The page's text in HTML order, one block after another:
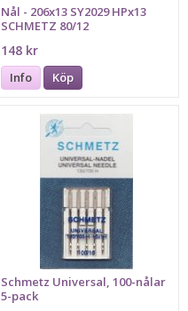
Nål - 206x13 SY2029 HPx13
SCHMETZ 80/12
148 kr
Info Köp
Schmetz Universal, 100-nålar
5-pack